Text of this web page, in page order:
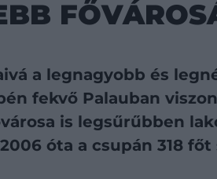
a legnagyobb és
fekvő Palauban
is legsűrűbben
óta a csupán 318 főt